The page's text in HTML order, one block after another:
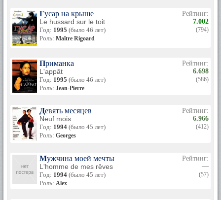
Гусар на крыше
Le hussard sur le toit
Год: 1995 (было 46 лет)
Роль: Maître Rigoard
Рейтинг:
7.002
(794)
Приманка
L'appât
Год: 1995 (было 46 лет)
Роль: Jean-Pierre
Рейтинг:
6.698
(586)
Девять месяцев
Neuf mois
Год: 1994 (было 45 лет)
Роль: Georges
Рейтинг:
6.966
(412)
Мужчина моей мечты
L'homme de mes rêves
Год: 1994 (было 45 лет)
Роль: Alex
Рейтинг:
—
(57)